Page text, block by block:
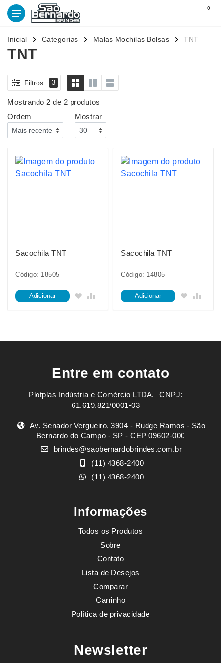
0
Inicial Categorias Malas Mochilas Bolsas TNT
TNT
Filtros 3
Mostrando 2 de 2 produtos
Ordem
Mostrar
Sacochila TNT
Código: 18505
Adicionar
Sacochila TNT
Código: 14805
Adicionar
Entre em contato
Plotplas Indústria e Comércio LTDA. ㅤㅤㅤ CNPJ:
61.619.821/0001-03
Av. Senador Vergueiro, 3904 - Rudge Ramos - São
Bernardo do Campo - SP - CEP 09602-000
brindes@saobernardobrindes.com.br
(11) 4368-2400
(11) 4368-2400
Informações
Todos os Produtos
Sobre
Contato
Lista de Desejos
Comparar
Carrinho
Política de privacidade
Newsletter